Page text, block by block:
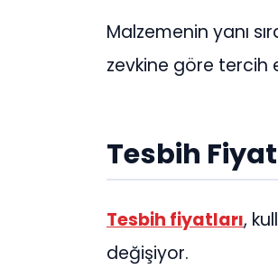
Malzemenin yanı
zevkine göre tercih
Tesbih
Tesbih fiyatları,
değişiyor.